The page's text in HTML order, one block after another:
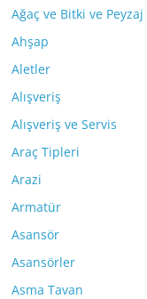
Ağaç ve Bitki ve Peyzaj
Ahşap
Aletler
Alışveriş
Alışveriş ve Servis
Araç Tipleri
Arazi
Armatür
Asansör
Asansörler
Asma Tavan